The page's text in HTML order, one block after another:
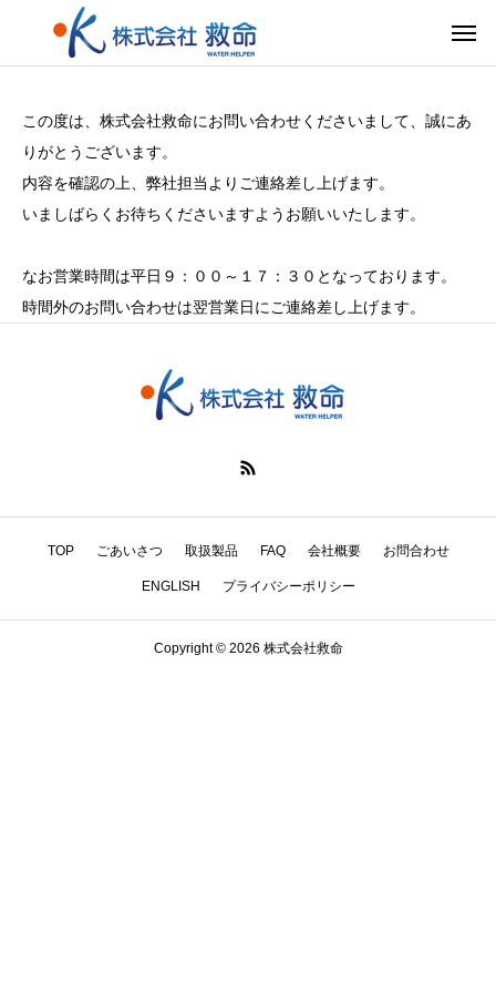
この度は、株式会社救命にお問い合わせくださいまして、誠にあ
りがとうございます。
内容を確認の上、弊社担当よりご連絡差し上げます。
いましばらくお待ちくださいますようお願いいたします。
なお営業時間は平日９：００～１７：３０となっております。
時間外のお問い合わせは翌営業日にご連絡差し上げます。
TOP ごあいさつ 取扱製品 FAQ 会社概要 お問合わせ
ENGLISH プライバシーポリシー
Copyright © 2026 株式会社救命